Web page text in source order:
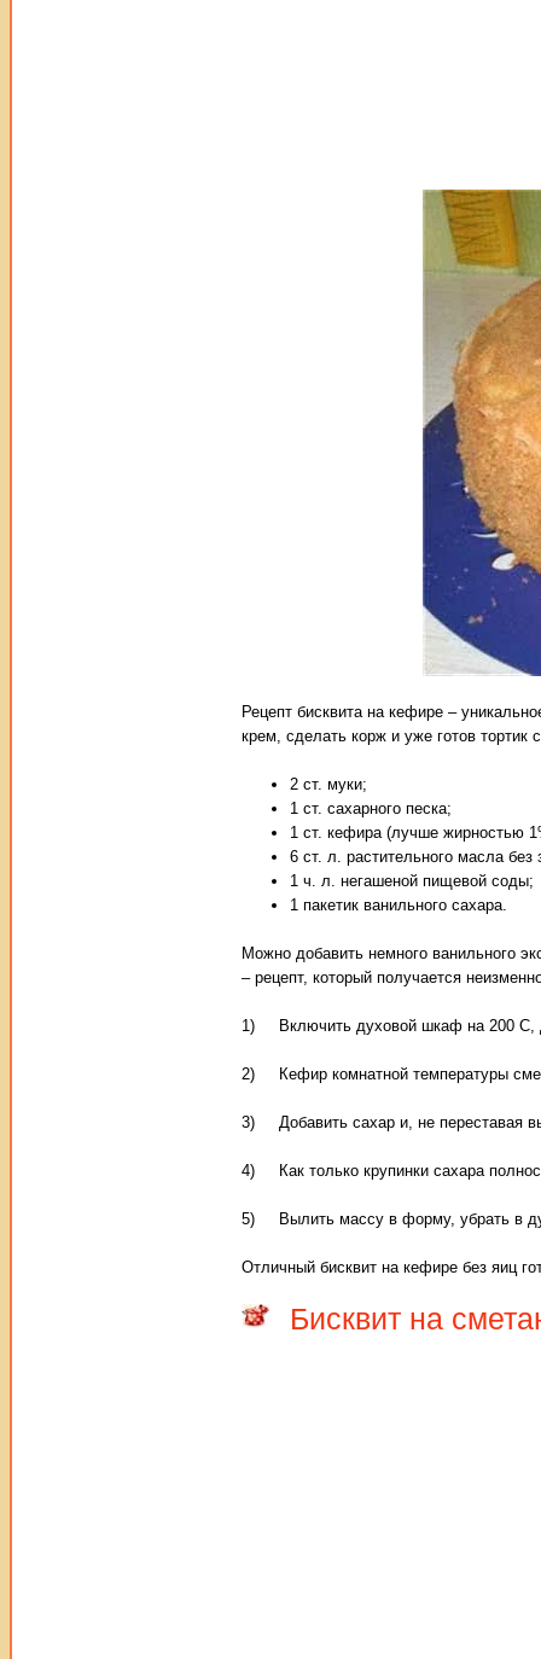
Рецепт бисквита на кефире –
крем, сделать корж и уже готов
2 ст. муки;
1 ст. сахарного песка;
1 ст. кефира (лучше жирностью
6 ст. л. растительного масла без
1 ч. л. негашеной пищевой соды;
1 пакетик ванильного сахара.
Можно добавить немного ванильного
– рецепт, который получается
1) Включить духовой шкаф на 200 С,
2) Кефир комнатной температуры
3) Добавить сахар и, не переставая
4) Как только крупинки сахара
5) Вылить массу в форму, убрать в
Отличный бисквит на кефире без яиц
Бисквит на